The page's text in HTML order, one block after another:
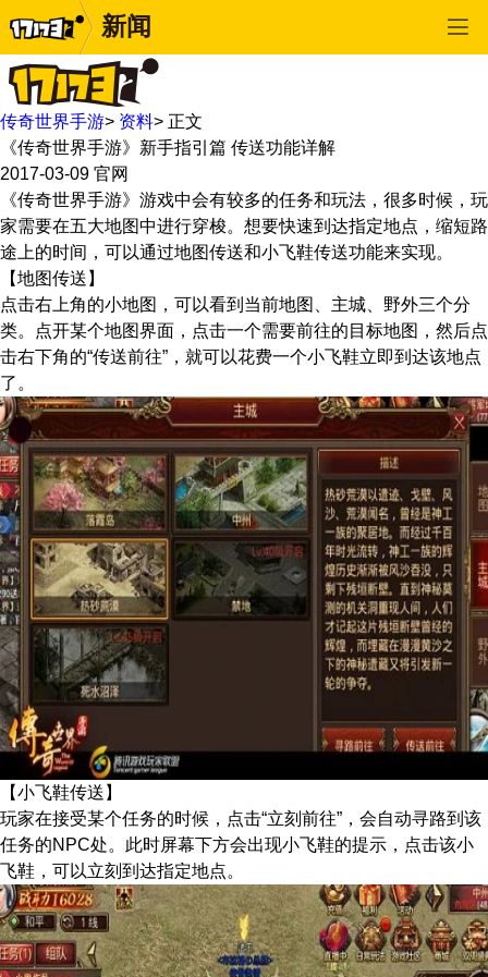
新闻
传奇世界手游> 资料> 正文
《传奇世界手游》新手指引篇 传送功能详解
2017-03-09 官网
《传奇世界手游》游戏中会有较多的任务和玩法，很多时候，玩
家需要在五大地图中进行穿梭。想要快速到达指定地点，缩短路
途上的时间，可以通过地图传送和小飞鞋传送功能来实现。
【地图传送】
点击右上角的小地图，可以看到当前地图、主城、野外三个分
类。点开某个地图界面，点击一个需要前往的目标地图，然后点
击右下角的“传送前往”，就可以花费一个小飞鞋立即到达该地点
了。
【小飞鞋传送】
玩家在接受某个任务的时候，点击“立刻前往”，会自动寻路到该
任务的NPC处。此时屏幕下方会出现小飞鞋的提示，点击该小
飞鞋，可以立刻到达指定地点。